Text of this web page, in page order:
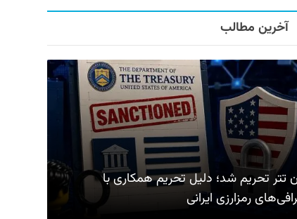
آخرین مطالب
تتر تحریم شد؛ دلیل تحریم همکاری با
رمزارزی ایرانی